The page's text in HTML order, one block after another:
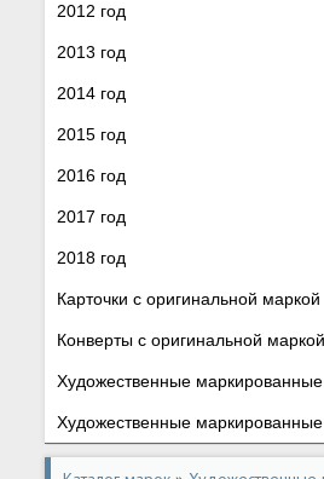
2012 год
2013 год
2014 год
2015 год
2016 год
2017 год
2018 год
Карточки с оригинальной маркой
Конверты с оригинальной маркой
Художественные маркированные
Художественные